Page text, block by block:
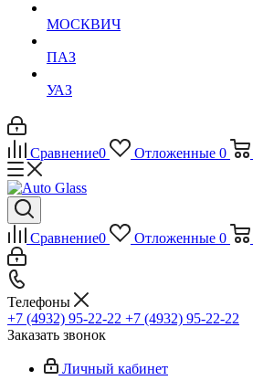
МОСКВИЧ
ПАЗ
УАЗ
Сравнение0 Отложенные 0
Сравнение0 Отложенные 0
Телефоны
+7 (4932) 95-22-22 +7 (4932) 95-22-22
Заказать звонок
Личный кабинет